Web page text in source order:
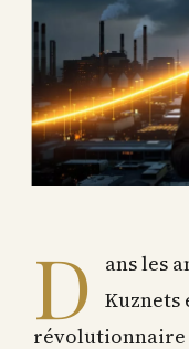
D
ans les
Kuznets
révolutionnaire